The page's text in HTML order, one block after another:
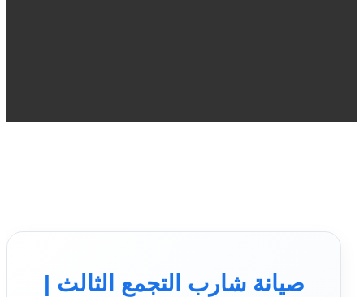
صيانة شارب التجمع الثالث |